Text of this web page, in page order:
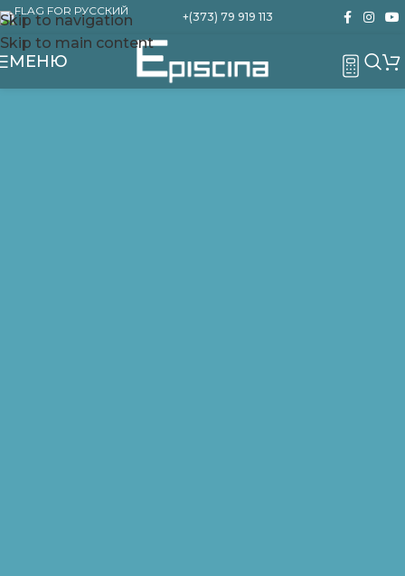
Skip to navigation
Skip to main content
+(373) 79 919 113
МЕНЮ